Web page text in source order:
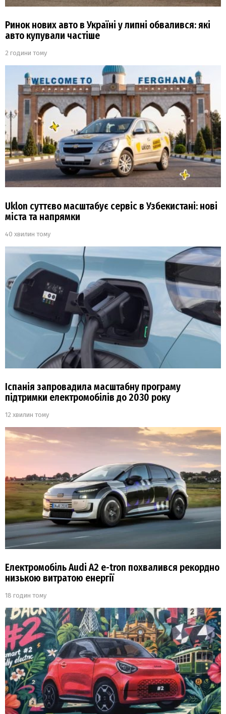
Ринок нових авто в Україні у липні обвалився: які
авто купували частіше
2 години тому
Uklon суттєво масштабує сервіс в Узбекистані: нові
міста та напрямки
40 хвилин тому
Іспанія запровадила масштабну програму
підтримки електромобілів до 2030 року
12 хвилин тому
Електромобіль Audi A2 e-tron похвалився рекордно
низькою витратою енергії
18 годин тому